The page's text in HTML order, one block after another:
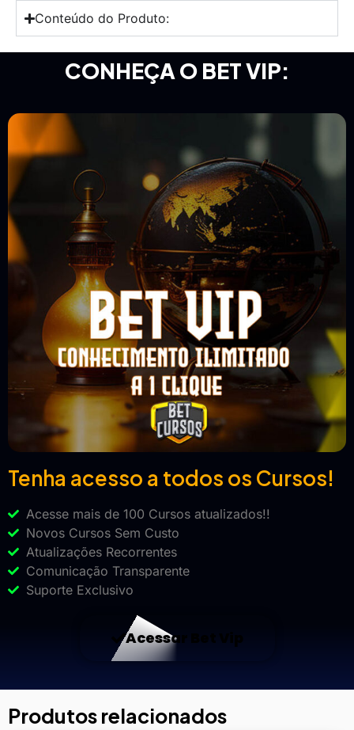
Conteúdo do Produto:
CONHEÇA O BET VIP:
Tenha acesso a todos os Cursos!
Acesse mais de 100 Cursos atualizados!!
Novos Cursos Sem Custo
Atualizações Recorrentes
Comunicação Transparente
Suporte Exclusivo
Acessar Bet Vip
Produtos relacionados